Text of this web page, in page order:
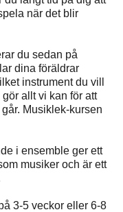
när det blir
du sedan på
dina föräldrar
instrument du vill
allt vi kan för att
Musiklek-kursen
i ensemble ger ett
musiker och är ett
3-5 veckor eller 6-8